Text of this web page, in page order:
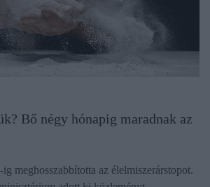
Bő négy hónapig maradnak az
meghosszabbította az élelmiszerárstopot.